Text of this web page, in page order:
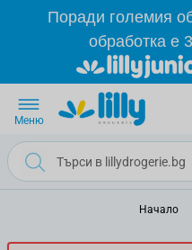
Прескачане към
Поради големия
обработка е
Меню
Начало